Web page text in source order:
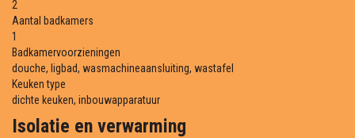
2
Aantal badkamers
1
Badkamervoorzieningen
douche, ligbad, wasmachineaansluiting, wastafel
Keuken type
dichte keuken, inbouwapparatuur
Isolatie en verwarming